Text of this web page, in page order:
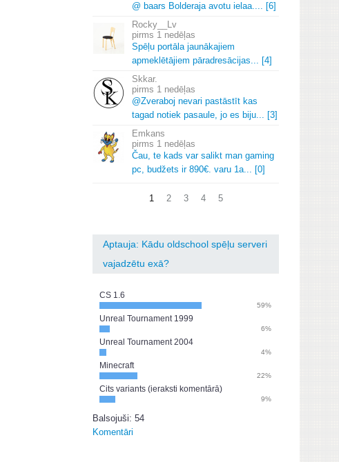
@ baars Bolderaja avotu ielaa.... [6]
Rocky__Lv
1 nedēļas
Spēļu portāla jaunākajiem
apmeklētājiem pāradresācijas... [4]
Skkar.
1 nedēļas
@Zveraboj nevari pastāstīt kas
tagad notiek pasaule, jo es biju... [3]
Emkans
1 nedēļas
Čau, te kads var salikt man gaming
pc, budžets ir 890€. varu 1a... [0]
1 2 3 4 5
Aptauja: Kādu oldschool spēļu serveri
vajadzētu exā?
CS 1.6
59%
Unreal Tournament 1999
6%
Unreal Tournament 2004
4%
Minecraft
22%
Cits variants (ieraksti komentārā)
9%
Balsojuši: 54
Komentāri